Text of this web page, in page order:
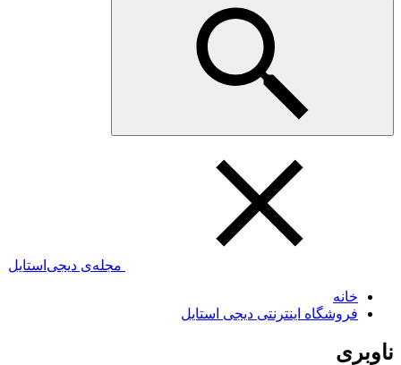
مجله‌ی دیجی‌استایل
خانه
فروشگاه اینترنتی دیجی استایل
ناوبری